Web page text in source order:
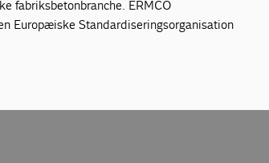
fabriksbetonbranche. ERMCO
Europæiske Standardiseringsorganisation